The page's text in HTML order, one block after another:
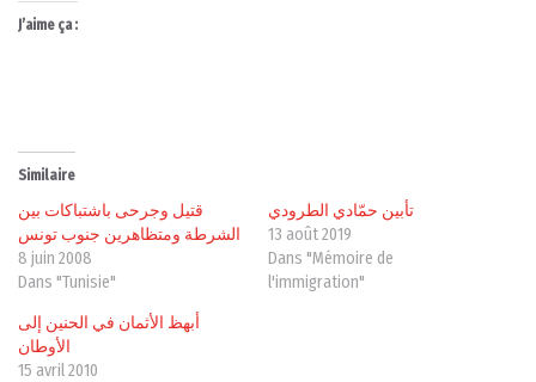
J’aime ça :
Similaire
قتيل وجرحى باشتباكات بين
الشرطة ومتظاهرين جنوب تونس
8 juin 2008
Dans "Tunisie"
تأبين حمّادي الطرودي
13 août 2019
Dans "Mémoire de
l'immigration"
أبهظ الأثمان في الحنين إلى
الأوطان
15 avril 2010